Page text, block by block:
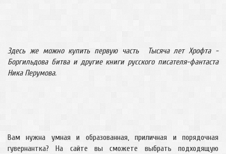
Здесь же можно купить первую часть Тысяча лет Хрофта -
Боргильдова битва и другие книги русского писателя-фантаста
Ника Перумова.
Вам нужна умная и образованная, приличная и порядочная
гувернантка? На сайте вы сможете выбрать подходящую